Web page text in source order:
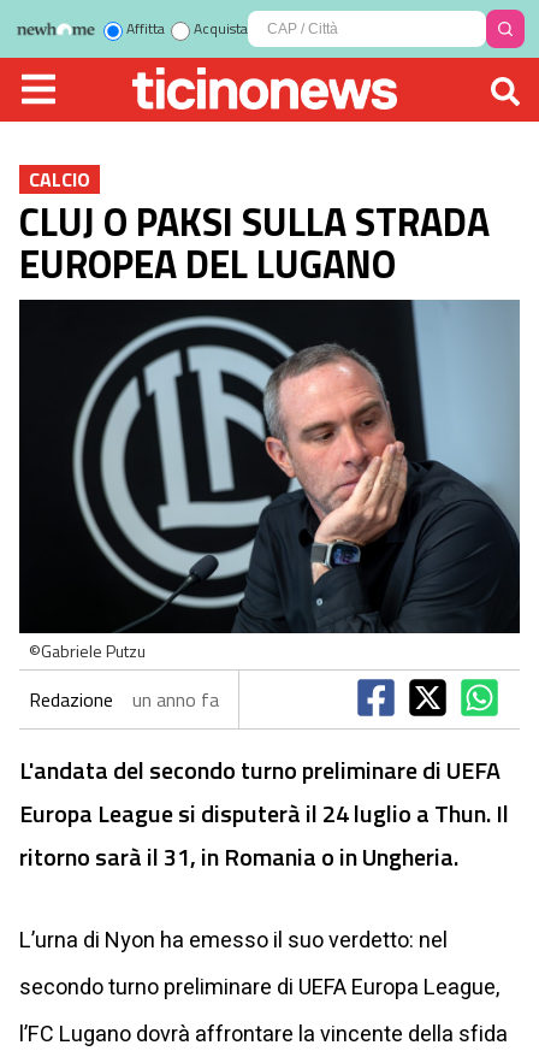
Affitta Acquista
CALCIO
CLUJ O PAKSI SULLA STRADA
EUROPEA DEL LUGANO
©Gabriele Putzu
Redazione un anno fa
L'andata del secondo turno preliminare di UEFA
Europa League si disputerà il 24 luglio a Thun. Il
ritorno sarà il 31, in Romania o in Ungheria.
L’urna di Nyon ha emesso il suo verdetto: nel
secondo turno preliminare di UEFA Europa League,
l’FC Lugano dovrà affrontare la vincente della sfida